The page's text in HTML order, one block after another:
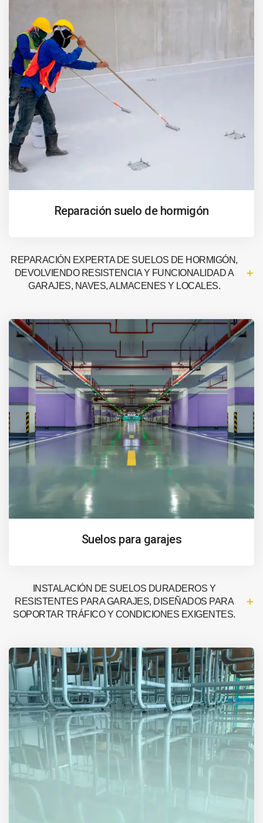
Reparación suelo de hormigón
REPARACIÓN EXPERTA DE SUELOS DE HORMIGÓN,
DEVOLVIENDO RESISTENCIA Y FUNCIONALIDAD A
GARAJES, NAVES, ALMACENES Y LOCALES.
Suelos para garajes
INSTALACIÓN DE SUELOS DURADEROS Y
RESISTENTES PARA GARAJES, DISEÑADOS PARA
SOPORTAR TRÁFICO Y CONDICIONES EXIGENTES.